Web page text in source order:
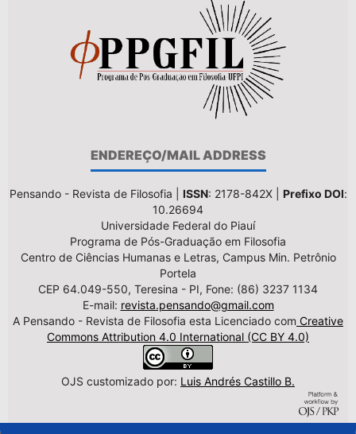
ENDEREÇO/MAIL ADDRESS
Pensando - Revista de Filosofia | ISSN: 2178-842X | Prefixo DOI:
10.26694
Universidade Federal do Piauí
Programa de Pós-Graduação em Filosofia
Centro de Ciências Humanas e Letras, Campus Min. Petrônio
Portela
CEP 64.049-550, Teresina - PI, Fone: (86) 3237 1134
E-mail: revista.pensando@gmail.com
A Pensando - Revista de Filosofia esta Licenciado com Creative
Commons Attribution 4.0 International (CC BY 4.0)
OJS customizado por: Luis Andrés Castillo B.